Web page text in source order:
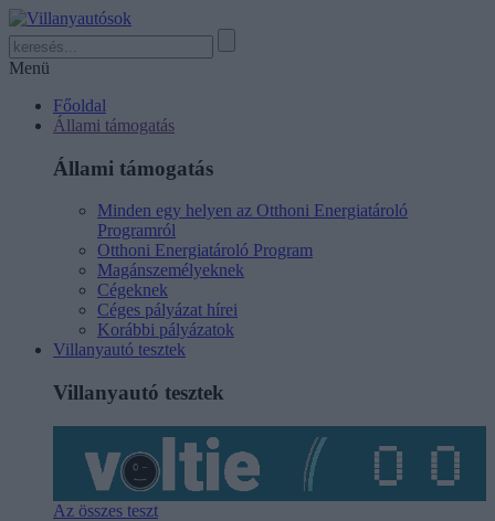
Menü
Főoldal
Állami támogatás
Állami támogatás
Minden egy helyen az Otthoni Energiatároló
Programról
Otthoni Energiatároló Program
Magánszemélyeknek
Cégeknek
Céges pályázat hírei
Korábbi pályázatok
Villanyautó tesztek
Villanyautó tesztek
Az összes teszt